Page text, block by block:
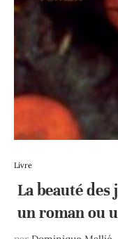
Livre
La beauté
un roman ou